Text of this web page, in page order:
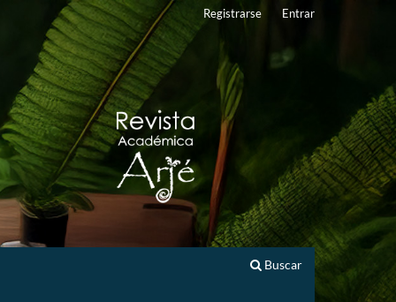
Buscar
Registrarse Entrar